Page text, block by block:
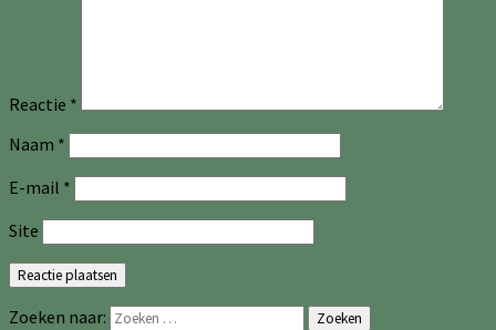
Reactie *
Naam *
E-mail *
Site
Zoeken naar: Zoeken